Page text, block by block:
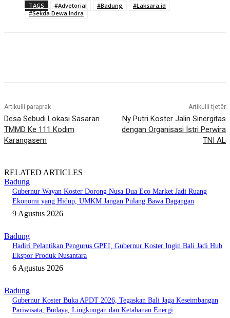
TAGS #Advetorial #Badung
#Laksara.id
#Sekda Dewa Indra
Artikulli paraprak
Desa Sebudi Lokasi Sasaran
TMMD Ke 111 Kodim
Karangasem
Artikulli tjetër
Ny Putri Koster Jalin Sinergitas
dengan Organisasi Istri Perwira
TNI AL
RELATED ARTICLES
Badung
Gubernur Wayan Koster Dorong Nusa Dua Eco Market Jadi Ruang
Ekonomi yang Hidup, UMKM Jangan Pulang Bawa Dagangan
9 Agustus 2026
Badung
Hadiri Pelantikan Pengurus GPEI, Gubernur Koster Ingin Bali Jadi Hub
Ekspor Produk Nusantara
6 Agustus 2026
Badung
Gubernur Koster Buka APDT 2026, Tegaskan Bali Jaga Keseimbangan
Pariwisata, Budaya, Lingkungan dan Ketahanan Energi